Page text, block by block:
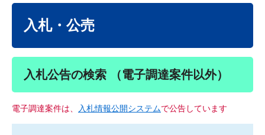
入札・公売
入札公告の検索 （電子調達案件以外）
電子調達案件は、 入札情報公開システムで公告しています